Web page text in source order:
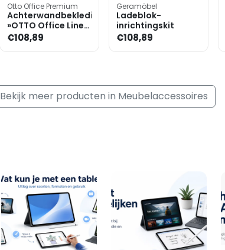
Otto Office Premium
Achterwandbekleding
»OTTO Office Line
I« 120 cm
€108,89
Geramöbel
Ladeblok-
inrichtingskit
€108,89
Bekijk meer producten in Meubelaccessoires